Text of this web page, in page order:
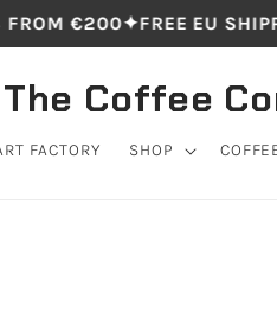
€200✦FREE EU
The Coffee
FACTORY SHOP